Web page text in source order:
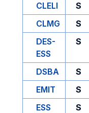
CLELI
S
CLMG
S
DES-
ESS
S
DSBA S
EMIT
S
ESS
S